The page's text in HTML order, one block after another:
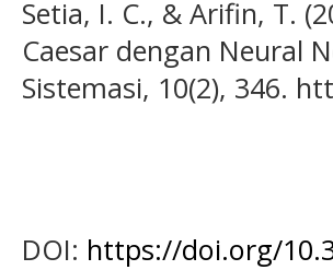
Setia, I. C., & Arifin, T.
Caesar dengan Neural
Sistemasi, 10(2), 346.
DOI: https://doi.org/